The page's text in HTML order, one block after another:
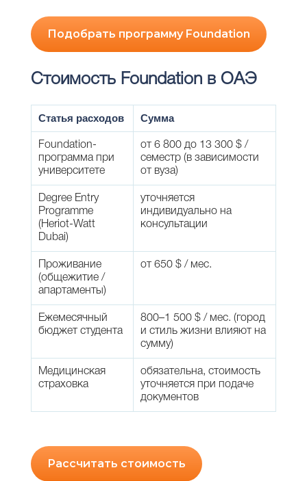
Подобрать программу Foundation
Стоимость Foundation в ОАЭ
Статья расходов Сумма
Foundation-
программа при
университете
от 6 800 до 13 300 $ /
семестр (в зависимости
от вуза)
Degree Entry
Programme
(Heriot-Watt
Dubai)
уточняется
индивидуально на
консультации
Проживание
(общежитие /
апартаменты)
от 650 $ / мес.
Ежемесячный
бюджет студента
800–1 500 $ / мес. (город
и стиль жизни влияют на
сумму)
Медицинская
страховка
обязательна, стоимость
уточняется при подаче
документов
Рассчитать стоимость